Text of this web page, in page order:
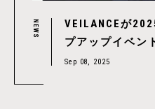
NEWS
VEILANCEが
プアップイベン
開催
Sep 08, 2025